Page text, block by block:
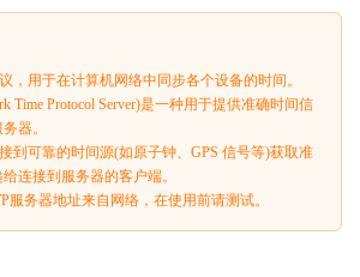
，用于在计算机网络中同步各个设备的时间。
Time Protocol Server)是一种用于提供准确时间信
器。
到可靠的时间源(如原子钟、GPS 信号等)获取准
连接到服务器的客户端。
服务器地址来自网络，在使用前请测试。